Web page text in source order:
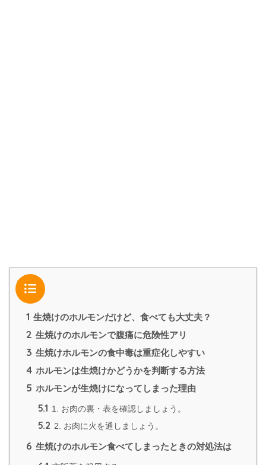
目次
1 生焼けのホルモンだけど、食べても大丈夫？
2 生焼けのホルモンで腹痛に危険性アリ
3 生焼けホルモンの食中毒は重症化しやすい
4 ホルモンは生焼けかどうかを判断する方法
5 ホルモンが生焼けになってしまった理由
5.1 1. お肉の裏・表を確認しましょう。
5.2 2. お肉に火を通しましょう。
6 生焼けのホルモン食べてしまったときの対処法は